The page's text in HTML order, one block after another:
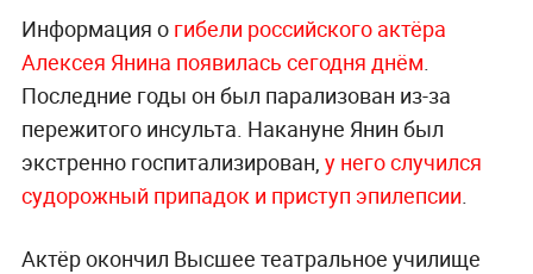
Информация о гибели российского актёра
Алексея Янина появилась сегодня днём.
Последние годы он был парализован из-за
пережитого инсульта. Накануне Янин был
экстренно госпитализирован, у него случился
судорожный припадок и приступ эпилепсии.
Актёр окончил Высшее театральное училище